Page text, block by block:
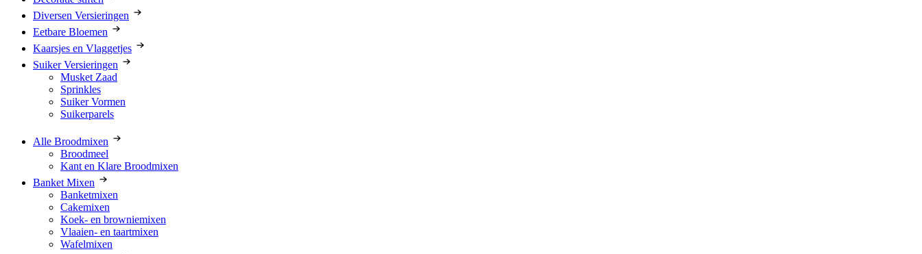
Diversen Versieringen
Eetbare Bloemen
Kaarsjes en Vlaggetjes
Suiker Versieringen
Musket Zaad
Sprinkles
Suiker Vormen
Suikerparels
Alle Broodmixen
Broodmeel
Kant en Klare Broodmixen
Banket Mixen
Banketmixen
Cakemixen
Koek- en browniemixen
Vlaaien- en taartmixen
Wafelmixen